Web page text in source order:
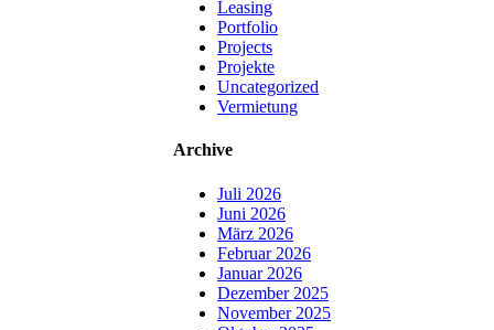
Leasing
Portfolio
Projects
Projekte
Uncategorized
Vermietung
Archive
Juli 2026
Juni 2026
März 2026
Februar 2026
Januar 2026
Dezember 2025
November 2025